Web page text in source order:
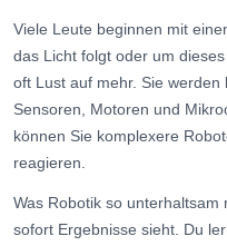
Viele Leute beginnen mit
das Licht folgt oder um
oft Lust auf mehr. Sie
Sensoren, Motoren und
können Sie komplexere
reagieren.
Was Robotik so unterhaltsam
sofort Ergebnisse sieht. Du